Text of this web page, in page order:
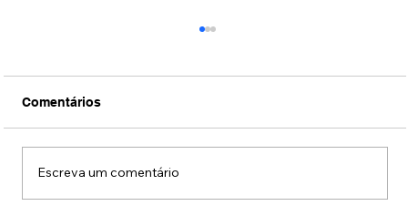
Comentários
Escreva um comentário